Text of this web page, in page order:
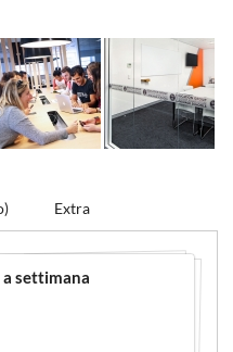
Extra
a settimana